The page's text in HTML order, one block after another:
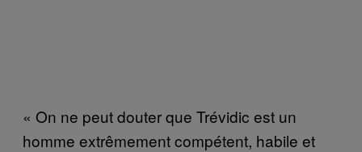
« On ne peut douter que Trévidic est un
homme extrêmement compétent, habile et